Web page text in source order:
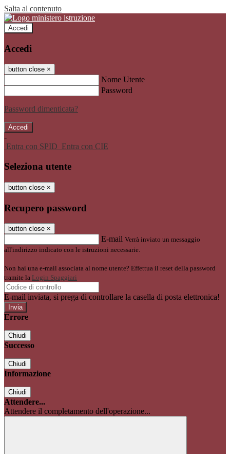
Salta al contenuto
Accedi
Accedi
button close ×
Nome Utente
Password
Password dimenticata?
-
Entra con SPID Entra con CIE
Seleziona utente
button close ×
Recupero password
button close ×
E-mail Verrà inviato un messaggio
all'indirizzo indicato con le istruzioni necessarie.
Non hai una e-mail associata al nome utente? Effettua il reset della password
tramite la Login Spaggiari
E-mail inviata, si prega di controllare la casella di posta elettronica!
Errore
Chiudi
Successo
Chiudi
Informazione
Chiudi
Attendere...
Attendere il completamento dell'operazione...